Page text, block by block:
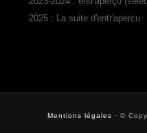
2025 : La suite d'entr'apercu
Mentions légales · ©